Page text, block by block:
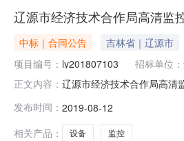
辽源市经济技术合作局高清监
中标｜合同公告 吉林省｜辽源市
项目编号： ly201807103 招标单位：
正文内容： 辽源市经济技术合作局高清
本级合同金额78,500元人民
页面提供
发布时间： 2019-08-12
相关产品：
设备 监控